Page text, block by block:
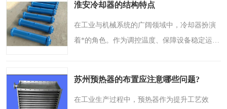
何选择适合自身需求..
淮安冷却器的结构特点
在工业与机械系统的广阔领域中，冷却器扮演
着*的角色。作为调控温度、保障设备稳定运行
文将深入探讨冷却器，..
苏州预热器的布置应注意哪些问题?
在工业生产过程中，预热器作为提升工艺效